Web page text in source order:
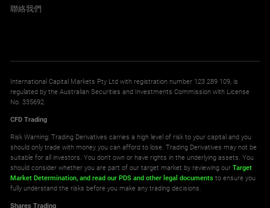
聯絡我們
International Capital Markets Pty Ltd with registration number 123 289 109, is
regulated by the Australian Securities and Investments Commission with License
No. 335692.
CFD Trading
Risk Warning: Trading Derivatives carries a high level of risk to your capital and you
should only trade with money you can afford to lose. Trading Derivatives may not be
suitable for all investors. You don't own or have rights in the underlying assets. You
should consider whether you are part of our target market by reviewing ourTarget
Market Determination, and read our PDS and other legal documents to ensure you
fully understand the risks before you make any trading decisions.
Shares Trading